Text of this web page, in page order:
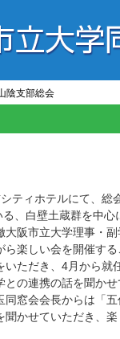
陰支部総会
ティホテルにて、総
、白壁土蔵群を中
阪市立大学理事・
楽しい会を開催す
をいただき、4月か
の連携の話を聞か
窓会会長からは「
かせていただき、